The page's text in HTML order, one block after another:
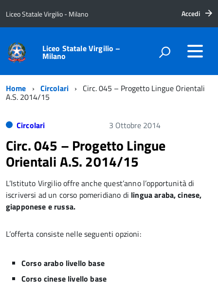
Liceo Statale Virgilio - Milano Accedi
Liceo Statale Virgilio –
Milano
Home Circolari Circ. 045 – Progetto Lingue Orientali
A.S. 2014/15
Circolari 3 Ottobre 2014
Circ. 045 – Progetto Lingue
Orientali A.S. 2014/15
L’Istituto Virgilio offre anche quest’anno l’opportunità di
iscriversi ad un corso pomeridiano di lingua araba, cinese,
giapponese e russa.
L’offerta consiste nelle seguenti opzioni:
Corso arabo livello base
Corso cinese livello base